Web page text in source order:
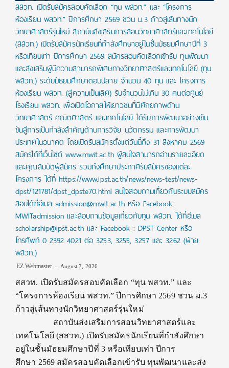
สสวท. เปิดรับสมัครสอบคัดเลือก “ทุน พสวท.” และ “โครงการ
ห้องเรียน พสวท.” ปีการศึกษา 2569 ชวน ม.3 ก้าวสู่เส้นทางนัก
วิทยาศาสตร์รุ่นใหม่ สถาบันส่งเสริมการสอนวิทยาศาสตร์และเทคโนโลยี
(สสวท.) เปิดรับสมัครนักเรียนที่กำลังศึกษาอยู่ในชั้นมัธยมศึกษาปีที่ 3
หรือเทียบเท่า ปีการศึกษา 2569 สมัครสอบคัดเลือกเข้ารับ ทุนพัฒนา
และส่งเสริมผู้มีความสามารถพิเศษทางวิทยาศาสตร์และเทคโนโลยี (ทุน
พสวท.) ระดับมัธยมศึกษาตอนปลาย จำนวน 40 ทุน และ โครงการ
ห้องเรียน พสวท. (สู่ความเป็นเลิศ) รับจำนวนไม่เกิน 30 คนต่อศูนย์
โรงเรียน พสวท. เพื่อเปิดโอกาสให้เยาวชนที่มีศักยภาพด้าน
วิทยาศาสตร์ คณิตศาสตร์ และเทคโนโลยี ได้รับการพัฒนาอย่างเข้ม
ข้นสู่การเป็นกำลังสำคัญด้านการวิจัย นวัตกรรม และการพัฒนา
ประเทศในอนาคต โดยเปิดรับสมัครตั้งแต่วันนี้ถึง 31 สิงหาคม 2569
สมัครได้ที่เว็บไซต์ www.mwit.ac.th ผู้สนใจสามารถอ่านรายละเอียด
และคุณสมบัติผู้สมัคร รวมถึงศึกษาประกาศรับสมัครของแต่ละ
โครงการ ได้ที่ https://www.ipst.ac.th/news/news-test/news-
dpst/121781/dpst_dpste70.html สนใจสอบถามเกี่ยวกับระบบสมัคร
สอบได้ที่อีเมล admission@mwit.ac.th หรือ Facebook:
MWITadmission และสอบถามข้อมูลเกี่ยวกับทุน พสวท. ได้ที่อีเมล
scholarship@ipst.ac.th และ Facebook : DPST Center หรือ
โทรศัพท์ 0 2392 4021 ต่อ 3253, 3255, 3257 และ 3262 (ฝ่าย
พสวท.)
EZ Webmaster August 7, 2026
สสวท. เปิดรับสมัครสอบคัดเลือก “ทุน พสวท.” และ
“โครงการห้องเรียน พสวท.” ปีการศึกษา 2569 ชวน ม.3
ก้าวสู่เส้นทางนักวิทยาศาสตร์รุ่นใหม่
สถาบันส่งเสริมการสอนวิทยาศาสตร์และ
เทคโนโลยี (สสวท.) เปิดรับสมัครนักเรียนที่กำลังศึกษา
อยู่ในชั้นมัธยมศึกษาปีที่ 3 หรือเทียบเท่า ปีการ
ศึกษา 2569 สมัครสอบคัดเลือกเข้ารับ ทุนพัฒนาและส่ง